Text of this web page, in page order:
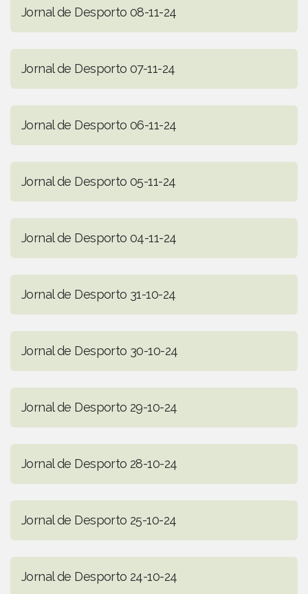
Jornal de Desporto 08-11-24
Jornal de Desporto 07-11-24
Jornal de Desporto 06-11-24
Jornal de Desporto 05-11-24
Jornal de Desporto 04-11-24
Jornal de Desporto 31-10-24
Jornal de Desporto 30-10-24
Jornal de Desporto 29-10-24
Jornal de Desporto 28-10-24
Jornal de Desporto 25-10-24
Jornal de Desporto 24-10-24